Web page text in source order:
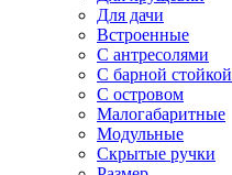
Для дачи
Встроенные
С антресолями
С барной стойкой
С островом
Малогабаритные
Модульные
Скрытые ручки